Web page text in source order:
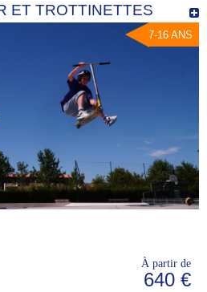
ET TROTTINETTES
7-16 ANS
À partir de
640 €